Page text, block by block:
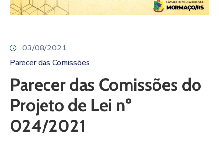
03/08/2021
Parecer das Comissões
Parecer das Comissões do
Projeto de Lei nº
024/2021